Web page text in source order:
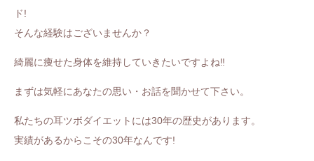
ド!
そんな経験はございませんか？
綺麗に痩せた身体を維持していきたいですよね‼️
まずは気軽にあなたの思い・お話を聞かせて下さい。
私たちの耳ツボダイエットには30年の歴史があります。
実績があるからこその30年なんです!